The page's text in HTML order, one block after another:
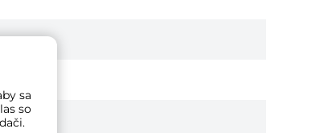
sa
so